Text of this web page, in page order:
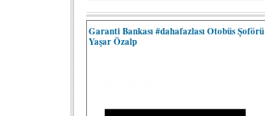
Garanti Bankası #dahafazlası Otobüs Şoförü
Yaşar Özalp